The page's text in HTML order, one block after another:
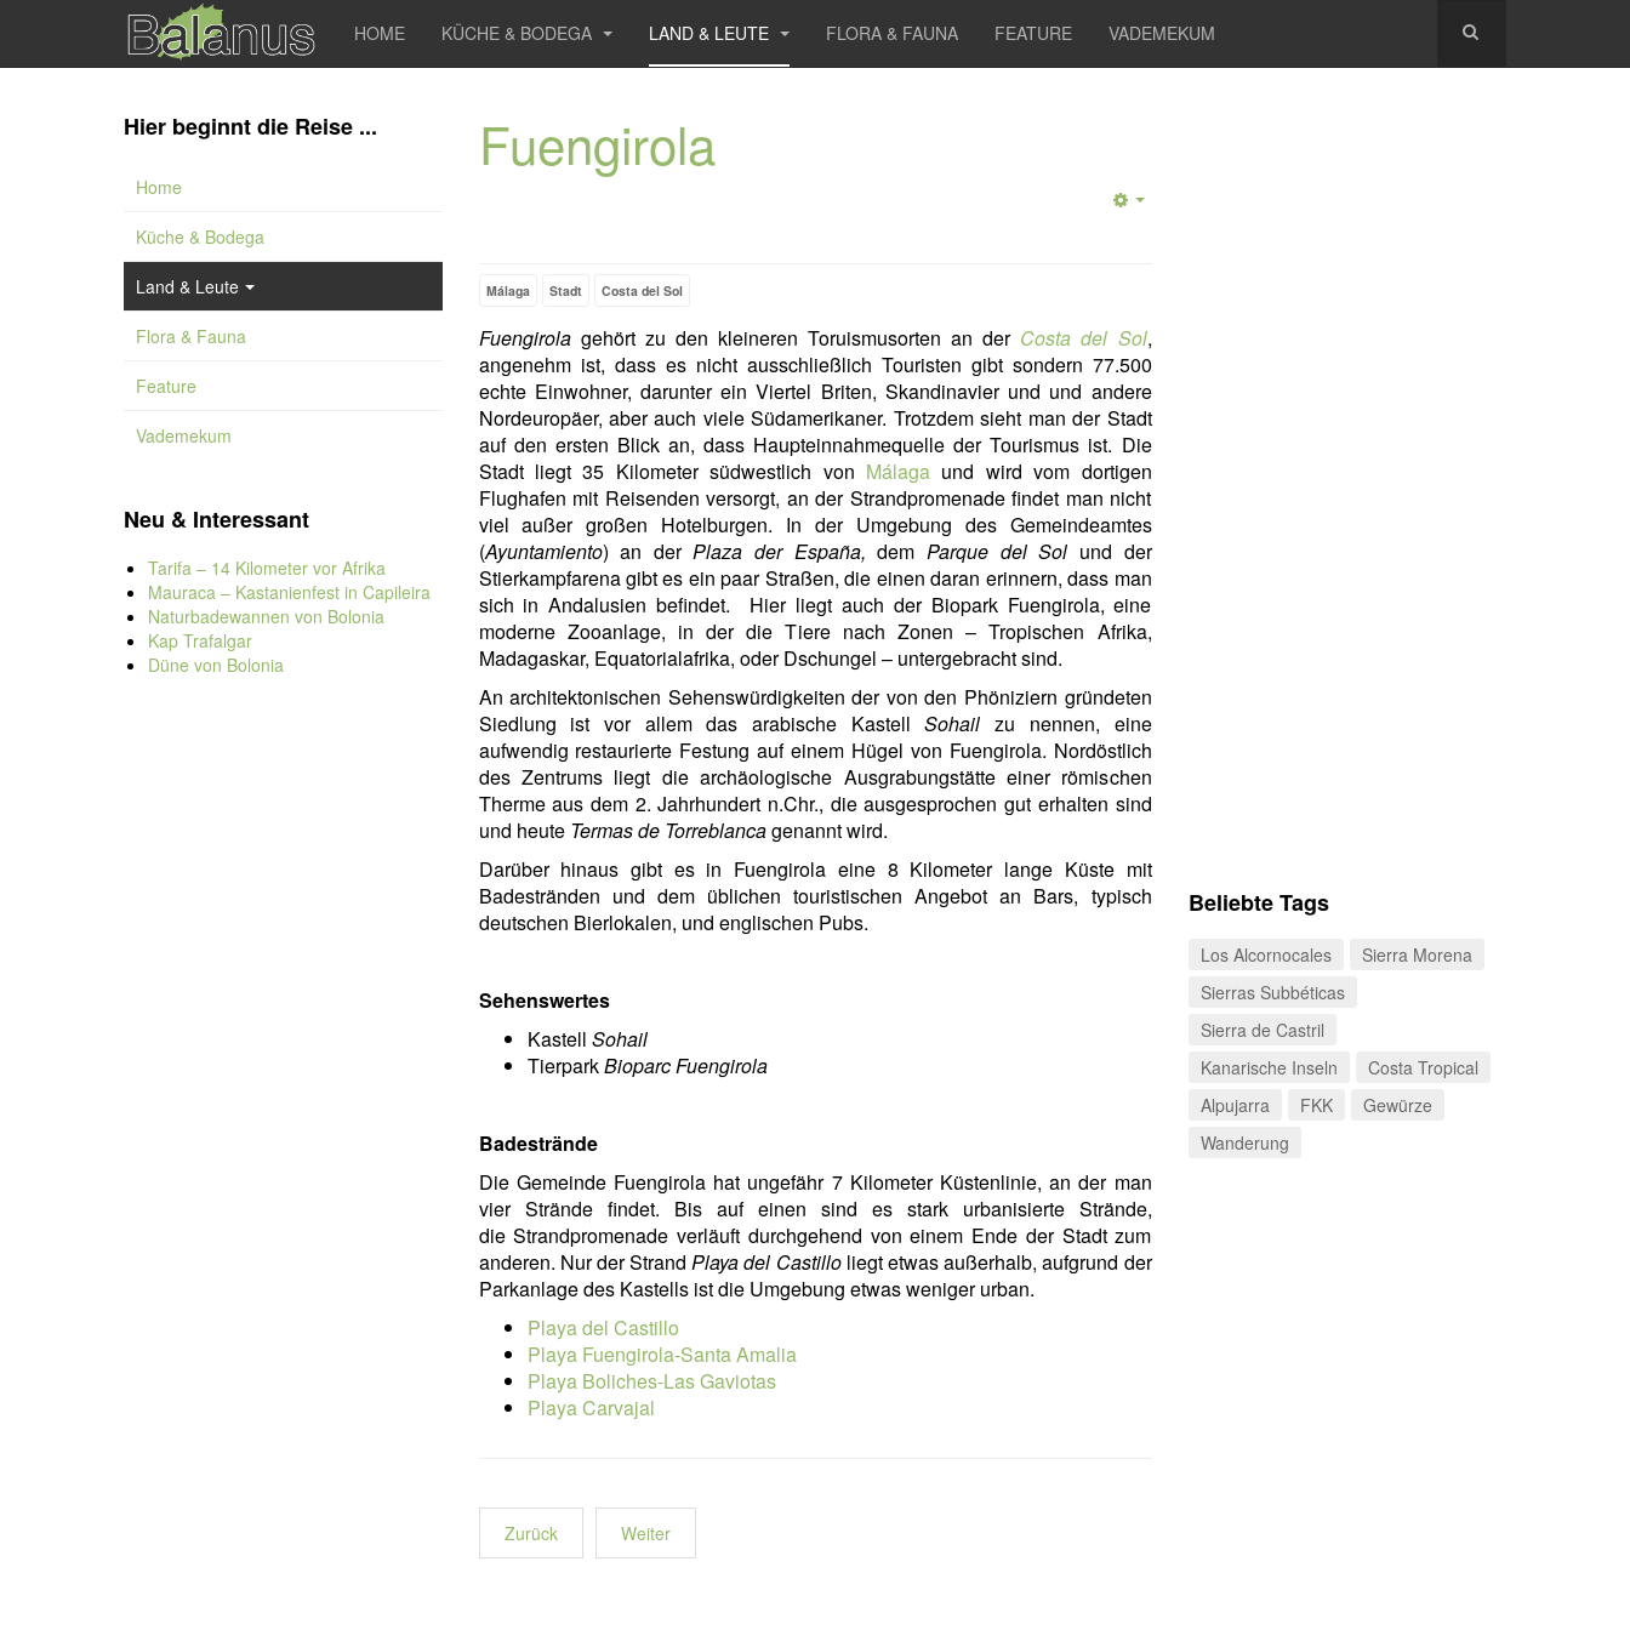
HOME KÜCHE & BODEGA LAND & LEUTE FLORA & FAUNA FEATURE VADEMEKUM
Fuengirola
Málaga Stadt Costa del Sol
Fuengirolagehört zu den kleineren Toruismusorten an der Costa del Sol,
angenehm ist, dass es nicht ausschließlich Touristen gibt sondern 77.500
echte Einwohner, darunter ein Viertel Briten, Skandinavier und und andere
Nordeuropäer, aber auch viele Südamerikaner. Trotzdem sieht man der Stadt
auf den ersten Blick an, dass Haupteinnahmequelle der Tourismus ist. Die
Stadt liegt 35 Kilometer südwestlich von Málagaund wird vom dortigen
Flughafen mit Reisenden versorgt, an der Strandpromenade findet man nicht
viel außer großen Hotelburgen. In der Umgebung des Gemeindeamtes
(Ayuntamiento) an derPlaza der España, dem Parque del Sol und der
Stierkampfarena gibt es ein paar Straßen, die einen daran erinnern, dass man
sich in Andalusien befindet. Hier liegt auch der Biopark Fuengirola, eine
moderne Zooanlage, in der die Tiere nach Zonen – Tropischen Afrika,
Madagaskar, Equatorialafrika, oder Dschungel – untergebracht sind.
An architektonischen Sehenswürdigkeiten der von den Phöniziern gründeten
Siedlung ist vor allem das arabische KastellSohail zu nennen, eine
aufwendig restaurierte Festung auf einem Hügel von Fuengirola. Nordöstlich
des Zentrums liegt die archäologische Ausgrabungstätte einer römischen
Therme aus dem 2. Jahrhundert n.Chr., die ausgesprochen gut erhalten sind
und heute Termas de Torreblancagenannt wird.
Darüber hinaus gibt es in Fuengirola eine 8 Kilometer lange Küste mit
Badestränden und dem üblichen touristischen Angebot an Bars, typisch
deutschen Bierlokalen, und englischen Pubs.
Sehenswertes
Kastell Sohail
TierparkBioparc Fuengirola
Badestrände
Die Gemeinde Fuengirola hat ungefähr 7 Kilometer Küstenlinie, an der man
vier Strände findet. Bis auf einen sind es stark urbanisierte Strände,
die Strandpromenade verläuft durchgehend von einem Ende der Stadt zum
anderen. Nur der StrandPlaya del Castilloliegt etwas außerhalb, aufgrund der
Parkanlage des Kastells ist die Umgebung etwas weniger urban.
Playa del Castillo
Playa Fuengirola-Santa Amalia
Playa Boliches-Las Gaviotas
Playa Carvajal
Zurück Weiter
Hier beginnt die Reise ...
Home
Küche & Bodega
Land & Leute
Flora & Fauna
Feature
Vademekum
Neu & Interessant
Tarifa – 14 Kilometer vor Afrika
Mauraca – Kastanienfest in Capileira
Naturbadewannen von Bolonia
Kap Trafalgar
Düne von Bolonia
Beliebte Tags
Los Alcornocales
Sierra Morena
Sierras Subbéticas
Sierra de Castril
Kanarische Inseln
Costa Tropical
Alpujarra
FKK
Gewürze
Wanderung